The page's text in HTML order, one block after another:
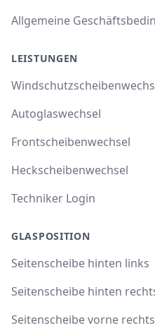
Allgemeine
LEISTUNGEN
Autoglaswechsel
Frontscheibenwechsel
Heckscheibenwechsel
Techniker Login
GLASPOSITION
Seitenscheibe hinten links
Seitenscheibe hinten
Seitenscheibe vorne rechts